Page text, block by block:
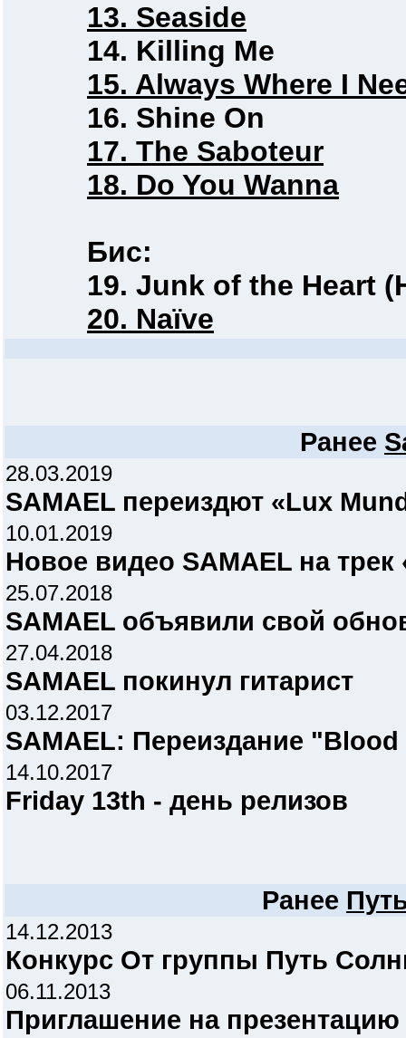
13. Seaside
14. Killing Me
15. Always Where I
16. Shine On
17. The Saboteur
18. Do You Wanna
Бис:
19. Junk of the Heart
20. Naïve
Ранее
28.03.2019
SAMAEL переиздют «Lux
10.01.2019
Новое видео SAMAEL на трек
25.07.2018
SAMAEL объявили свой
27.04.2018
SAMAEL покинул гитарист
03.12.2017
SAMAEL: Переиздание
14.10.2017
Friday 13th - день релизов
Ранее
14.12.2013
Конкурс От группы Путь
06.11.2013
Приглашение на